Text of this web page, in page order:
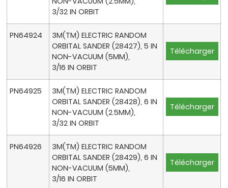
3/32 IN ORBIT
PN64924
3M(TM) ELECTRIC RANDOM
ORBITAL SANDER (28427), 5 IN
NON-VACUUM (5MM),
3/16 IN ORBIT
Télécharger
PN64925
3M(TM) ELECTRIC RANDOM
ORBITAL SANDER (28428), 6 IN
NON-VACUUM (2.5MM),
3/32 IN ORBIT
Télécharger
PN64926
3M(TM) ELECTRIC RANDOM
ORBITAL SANDER (28429), 6 IN
NON-VACUUM (5MM),
3/16 IN ORBIT
Télécharger